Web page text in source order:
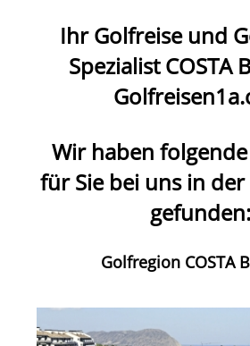
Ihr Golfreise und
SpezialistCOSTA
Wir haben
für Sie bei uns in
gefunden:
Golfregion COSTA